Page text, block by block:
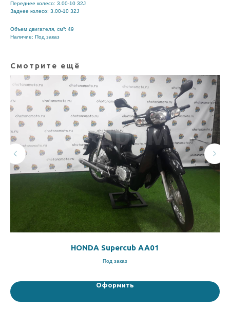
Переднее колесо: 3.00-10 32J
Заднее колесо: 3.00-10 32J
Объем двигателя, см³: 49
Наличие: Под заказ
Смотрите ещё
HONDA Supercub AA01
Под заказ
Оформить